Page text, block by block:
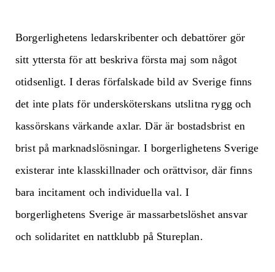
Borgerlighetens ledarskribenter och debattörer gör
sitt yttersta för att beskriva första maj som något
otidsenligt. I deras förfalskade bild av Sverige finns
det inte plats för undersköterskans utslitna rygg och
kassörskans värkande axlar. Där är bostadsbrist en
brist på marknadslösningar. I borgerlighetens Sverige
existerar inte klasskillnader och orättvisor, där finns
bara incitament och individuella val. I
borgerlighetens Sverige är massarbetslöshet ansvar
och solidaritet en nattklubb på Stureplan.